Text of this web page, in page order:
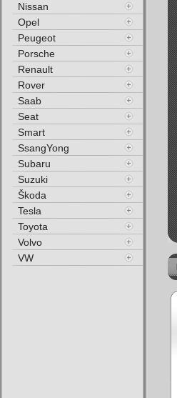
Nissan
Opel
Peugeot
Porsche
Renault
Rover
Saab
Seat
Smart
SsangYong
Subaru
Suzuki
Škoda
Tesla
Toyota
Volvo
VW